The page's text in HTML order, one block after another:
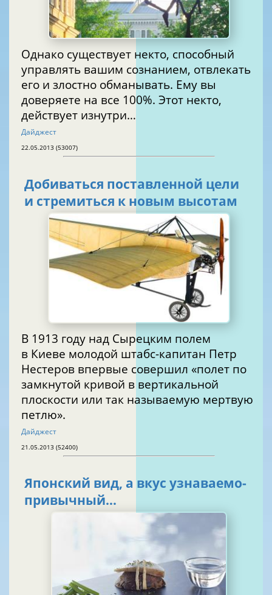
Однако существует некто, способный
управлять вашим сознанием, отвлекать
его и злостно обманывать. Ему вы
доверяете на все 100%. Этот некто,
действует изнутри…
Дайджест
22.05.2013 (53007)
Добиваться поставленной цели
и стремиться к новым высотам
В 1913 году над Сырецким полем
в Киеве молодой штабс-капитан Петр
Нестеров впервые совершил «полет по
замкнутой кривой в вертикальной
плоскости или так называемую мертвую
петлю».
Дайджест
21.05.2013 (52400)
Японский вид, а вкус узнаваемо-
привычный…